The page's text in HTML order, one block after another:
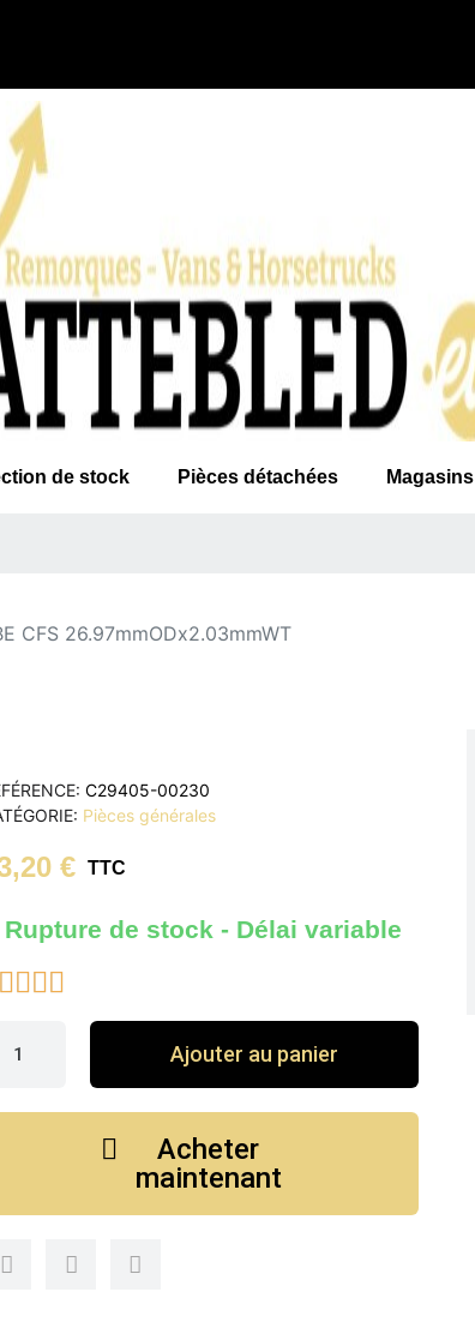
de stock Pièces détachées Magasins
CFS 26.97mmODx2.03mmWT
C29405-00230
Pièces générales
€ TTC
Rupture de stock - Délai variable
   
Ajouter au panier
Acheter
maintenant